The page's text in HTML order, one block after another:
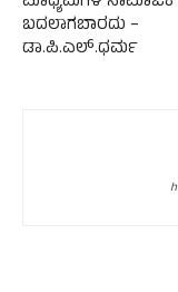
ಬದಲಾಗಬಾರದು –
ಡಾ.ಪಿ.ಎಲ್.ಧರ್ಮ